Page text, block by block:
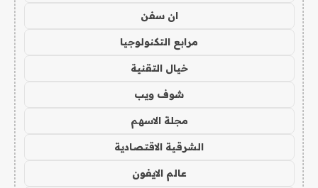
ان سفن
مرابع التكنولوجيا
خيال التقنية
شوف ويب
مجلة الاسهم
الشرقية الاقتصادية
عالم الايفون